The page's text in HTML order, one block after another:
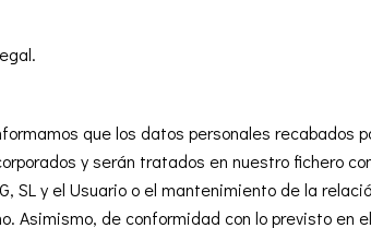
que los datos personales recabados
y serán tratados en nuestro fichero
SL y el Usuario o el mantenimiento de la
de conformidad con lo previsto en el